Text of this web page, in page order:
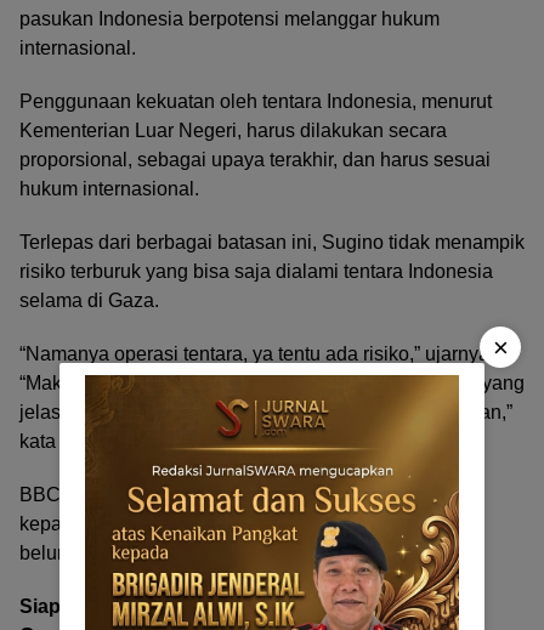
pasukan Indonesia berpotensi melanggar hukum
internasional.
Penggunaan kekuatan oleh tentara Indonesia, menurut
Kementerian Luar Negeri, harus dilakukan secara
proporsional, sebagai upaya terakhir, dan harus sesuai
hukum internasional.
Terlepas dari berbagai batasan ini, Sugino tidak menampik
risiko terburuk yang bisa saja dialami tentara Indonesia
selama di Gaza.
“Namanya operasi tentara, ya tentu ada risiko,” ujarnya.
“Makanya kami perlu mandat dan
yang
jelas. Kami juga tidak mau prajurit Indonesia jadi korban,”
kata Sugiono.
BBC News Indonesia telah mengajukan wawancara
kepada pihak TNI dan Kementerian Pertahanan, tapi
belum mendapatkan jawaban.
Siapa yang bayar operasional tentara Indonesia di
×